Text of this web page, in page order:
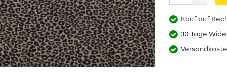
Kauf auf
30 Tage